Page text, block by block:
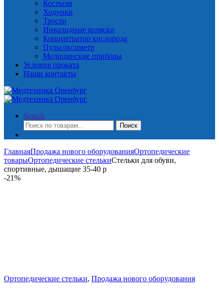
Костыли
Ходунки
Трости
Инвалидные коляски
Концентратор кислорода
Пульсоксиметр
Медицинские приборы
Условия проката
Наши контакты
Search
Искать:
Поиск
ГлавнаяПродажа нового оборудованияОртопедические
товарыОртопедические стелькиСтельки для обуви,
спортивные, дышащие 35-40 р
-21%
Ортопедические стельки, Продажа нового оборудования